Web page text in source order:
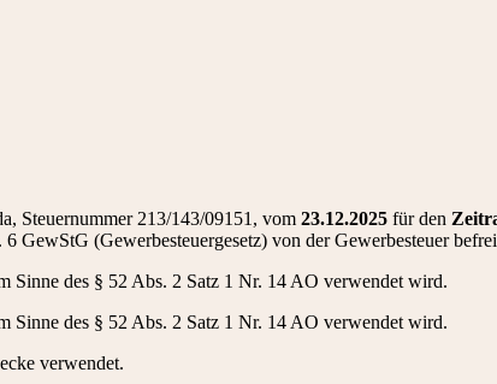
Steuernummer 213/143/09151, vom 23.12.2025 für den
GewStG (Gewerbesteuergesetz) von der Gewerbesteuer
Sinne des § 52 Abs. 2 Satz 1 Nr. 14 AO verwendet wird.
Sinne des § 52 Abs. 2 Satz 1 Nr. 14 AO verwendet wird.
verwendet.